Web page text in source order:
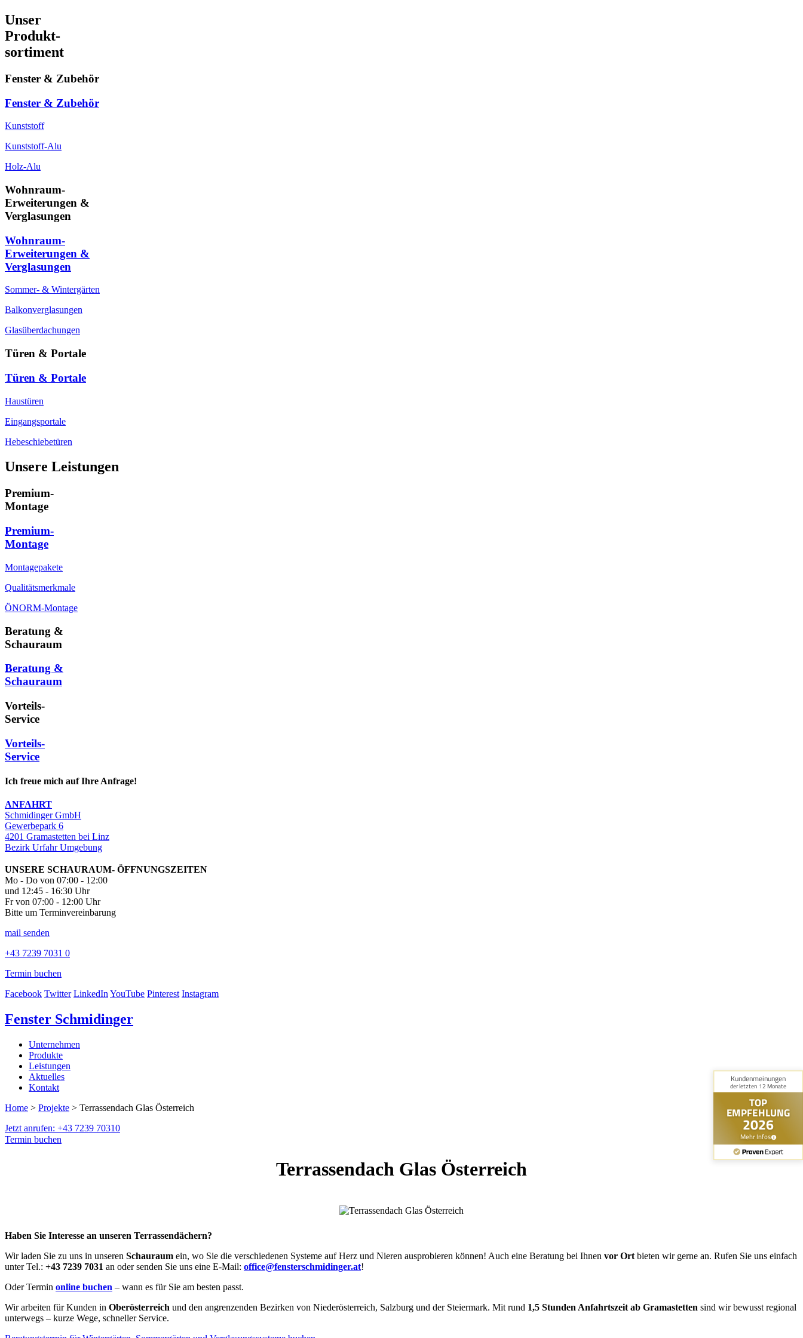
Unser
Produkt-
sortiment
Fenster & Zubehör
Fenster & Zubehör
Kunststoff
Kunststoff-Alu
Holz-Alu
Wohnraum-
Erweiterungen &
Verglasungen
Wohnraum-
Erweiterungen &
Verglasungen
Sommer- & Wintergärten
Balkonverglasungen
Glasüberdachungen
Türen & Portale
Türen & Portale
Haustüren
Eingangsportale
Hebeschiebetüren
Unsere Leistungen
Premium-
Montage
Premium-
Montage
Montagepakete
Qualitätsmerkmale
ÖNORM-Montage
Beratung &
Schauraum
Beratung &
Schauraum
Vorteils-
Service
Vorteils-
Service
Ich freue mich auf Ihre Anfrage!
ANFAHRT
Schmidinger GmbH
Gewerbepark 6
4201 Gramastetten bei Linz
Bezirk Urfahr Umgebung
UNSERE SCHAURAUM- ÖFFNUNGSZEITEN
Mo - Do von 07:00 - 12:00
und 12:45 - 16:30 Uhr
Fr von 07:00 - 12:00 Uhr
Bitte um Terminvereinbarung
mail senden
+43 7239 7031 0
Termin buchen
Facebook Twitter LinkedInYouTube Pinterest Instagram
Fenster Schmidinger
Unternehmen
Produkte
Leistungen
Aktuelles
Kontakt
Home > Projekte > Terrassendach Glas Österreich
Jetzt anrufen: +43 7239 70310
Termin buchen
Terrassendach Glas Österreich
Haben Sie Interesse an unseren Terrassendächern?
Wir laden Sie zu uns in unseren Schauraum ein, wo Sie die verschiedenen Systeme auf Herz und Nieren ausprobieren können! Auch eine Beratung bei Ihnen vor Ort bieten wir gerne an. Rufen Sie uns einfach
unter Tel.: +43 7239 7031 an oder senden Sie uns eine E-Mail: office@fensterschmidinger.at!
Oder Termin online buchen – wann es für Sie am besten passt.
Wir arbeiten für Kunden in Oberösterreich und den angrenzenden Bezirken von Niederösterreich, Salzburg und der Steiermark. Mit rund 1,5 Stunden Anfahrtszeit ab Gramastetten sind wir bewusst regional
unterwegs – kurze Wege, schneller Service.